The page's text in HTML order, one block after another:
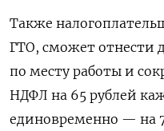
Также
ГТО, сможет отнести
по месту работы и
НДФЛ на 65 рублей
единовременно — на